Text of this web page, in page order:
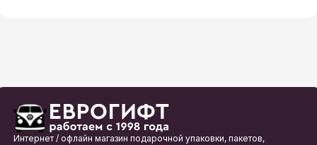
Интернет / офлайн магазин подарочной упаковки, пакетов,